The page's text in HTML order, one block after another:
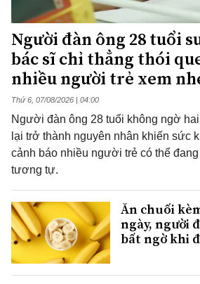
Người đàn ông 28 tuổi
bác sĩ chỉ thẳng thói
nhiều người trẻ xem
Thứ 6, 07/08/2026 | 04:00
Người đàn ông 28 tuổi không ngờ
lại trở thành nguyên nhân khiến sức
cảnh báo nhiều người trẻ có thể
tương tự.
Ăn chuối
ngày, người
bất ngờ khi